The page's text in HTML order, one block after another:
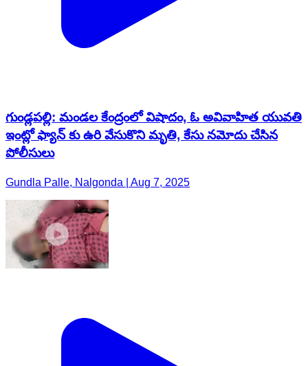
గుండ్లపల్లి: మండల కేంద్రంలో విషాదం, ఓ అవివాహిత యువతి
ఇంట్లో ఫ్యాన్ కు ఉరి వేసుకొని మృతి, కేసు నమోదు చేసిన
పోలీసులు
Gundla Palle, Nalgonda | Aug 7, 2025